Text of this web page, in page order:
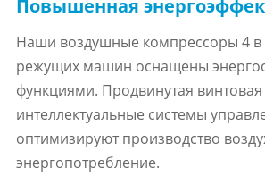
Повышенная
Наши воздушные компрессоры 4 в
режущих машин оснащены
функциями. Продвинутая винтовая
интеллектуальные системы
оптимизируют производство
энергопотребление.